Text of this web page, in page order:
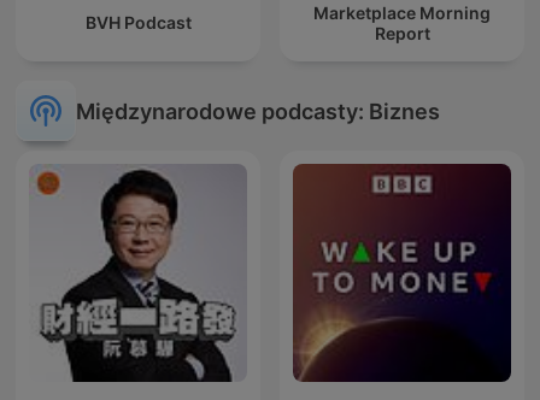
BVH Podcast
Marketplace Morning
Report
Międzynarodowe podcasty: Biznes